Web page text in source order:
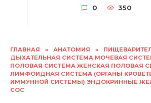
ГЛАВНАЯ » АНАТОМИЯ »
ДЫХАТЕЛЬНАЯ СИСТЕМА МОЧЕВАЯ
ПОЛОВАЯ СИСТЕМА ЖЕНСКАЯ ПОЛОВАЯ
ЛИМФОИДНАЯ СИСТЕМА (ОРГАНЫ
ИММУННОЙ СИСТЕМЫ) ЭНДОКРИННЫЕ
СОС
0 350